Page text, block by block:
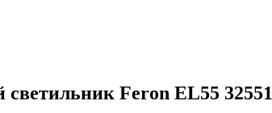
Feron EL55 32551